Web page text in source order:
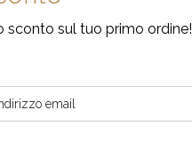
sconto sul tuo primo ordine!